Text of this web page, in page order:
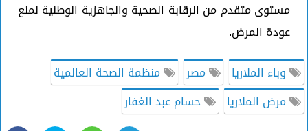
مستوى متقدم من الرقابة الصحية والجاهزية الوطنية لمنع
عودة المرض.
وباء الملاريا
مصر
منظمة الصحة العالمية
مرض الملاريا
حسام عبد الغفار